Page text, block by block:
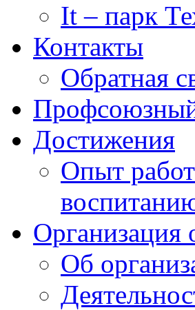
It – парк
Контакты
Обратная
Достижения
Опыт
Организация
Об